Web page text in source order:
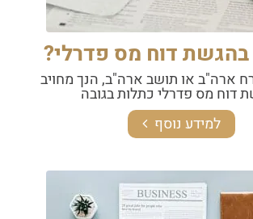
בהגשת דוח מס פדרלי?
ארה"ב או תושב ארה"ב, הנך מחויב
דוח מס פדרלי כתלות בגובה
למידע נוסף